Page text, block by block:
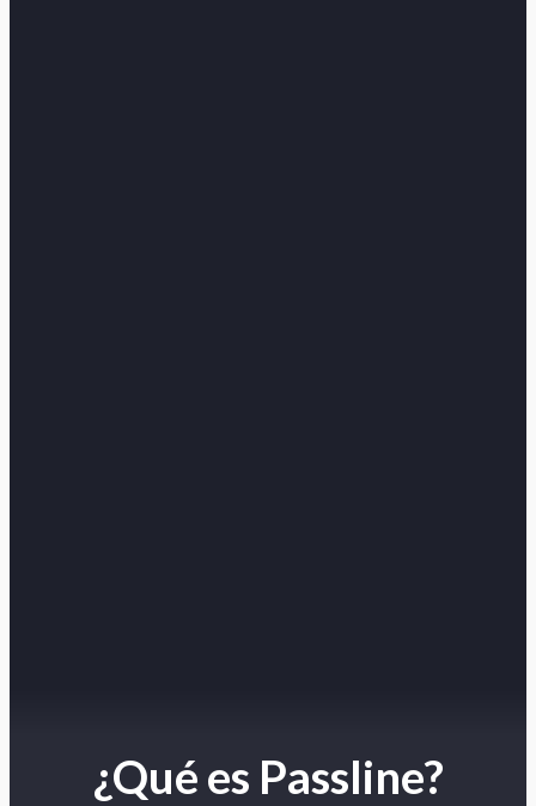
¿Qué es Passline?